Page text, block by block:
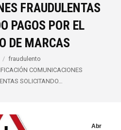
FRAUDULENTAS
PAGOS POR EL
DE MARCAS
fraudulento
COMUNICACIONES
SOLICITANDO…
Abr